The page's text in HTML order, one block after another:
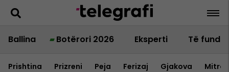
Ballina Botërori 2026 Eksperti Të fundit
Prishtina Prizreni Peja Ferizaj Gjakova